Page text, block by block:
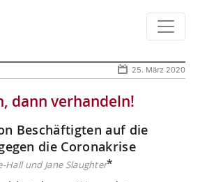
25. März 2020
dann verhandeln!
Beschäftigten auf die
die Coronakrise
Hall und Jane Slaughter*